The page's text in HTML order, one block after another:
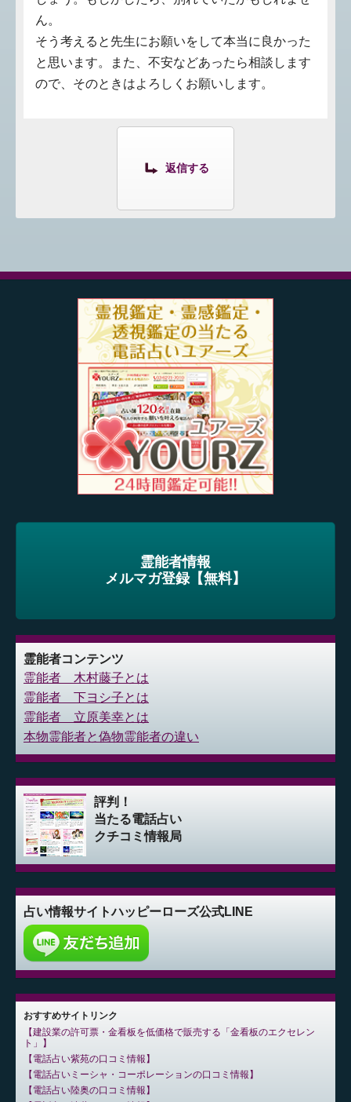
ん。
そう考えると先生にお願いをして本当に良かった
と思います。また、不安などあったら相談します
ので、そのときはよろしくお願いします。
返信する
霊能者情報
メルマガ登録【無料】
霊能者コンテンツ
霊能者 木村藤子とは
霊能者 下ヨシ子とは
霊能者 立原美幸とは
本物霊能者と偽物霊能者の違い
評判！
当たる電話占い
クチコミ情報局
占い情報サイトハッピーローズ公式LINE
おすすめサイトリンク
建設業の許可票・金看板を低価格で販売する「金看板のエクセレン
ト」
電話占い紫苑の口コミ情報
電話占いミーシャ・コーポレーションの口コミ情報
電話占い陸奥の口コミ情報